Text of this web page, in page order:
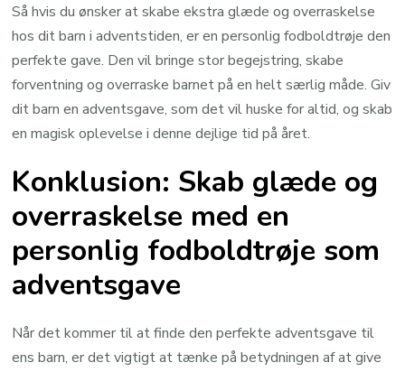
Så hvis du ønsker at skabe ekstra glæde og overraskelse
hos dit barn i adventstiden, er en personlig fodboldtrøje den
perfekte gave. Den vil bringe stor begejstring, skabe
forventning og overraske barnet på en helt særlig måde. Giv
dit barn en adventsgave, som det vil huske for altid, og skab
en magisk oplevelse i denne dejlige tid på året.
Konklusion: Skab glæde og
overraskelse med en
personlig fodboldtrøje som
adventsgave
Når det kommer til at finde den perfekte adventsgave til
ens barn, er det vigtigt at tænke på betydningen af at give